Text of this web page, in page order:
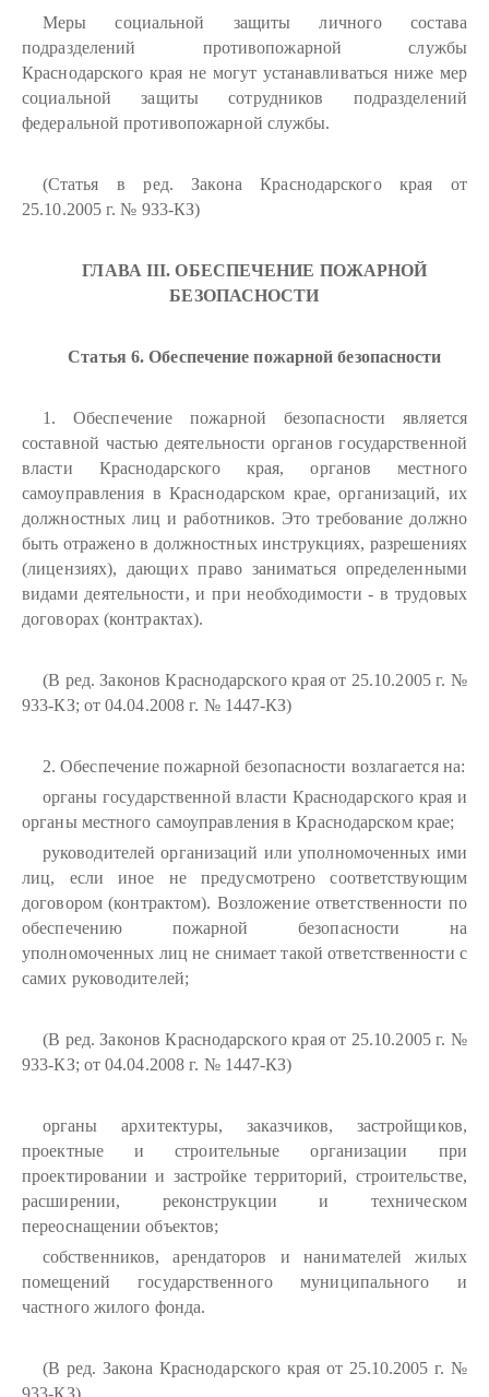
Меры социальной защиты личного состава
подразделений противопожарной службы
Краснодарского края не могут устанавливаться ниже мер
социальной защиты сотрудников подразделений
федеральной противопожарной службы.
(Статья в ред. Закона Краснодарского края от
25.10.2005 г. № 933-КЗ)
ГЛАВА III. ОБЕСПЕЧЕНИЕ ПОЖАРНОЙ
БЕЗОПАСНОСТИ
Статья 6. Обеспечение пожарной безопасности
1. Обеспечение пожарной безопасности является
составной частью деятельности органов государственной
власти Краснодарского края, органов местного
самоуправления в Краснодарском крае, организаций, их
должностных лиц и работников. Это требование должно
быть отражено в должностных инструкциях, разрешениях
(лицензиях), дающих право заниматься определенными
видами деятельности, и при необходимости - в трудовых
договорах (контрактах).
(В ред. Законов Краснодарского края от 25.10.2005 г. №
933-КЗ; от 04.04.2008 г. № 1447-КЗ)
2. Обеспечение пожарной безопасности возлагается на:
органы государственной власти Краснодарского края и
органы местного самоуправления в Краснодарском крае;
руководителей организаций или уполномоченных ими
лиц, если иное не предусмотрено соответствующим
договором (контрактом). Возложение ответственности по
обеспечению пожарной безопасности на
уполномоченных лиц не снимает такой ответственности с
самих руководителей;
(В ред. Законов Краснодарского края от 25.10.2005 г. №
933-КЗ; от 04.04.2008 г. № 1447-КЗ)
органы архитектуры, заказчиков, застройщиков,
проектные и строительные организации при
проектировании и застройке территорий, строительстве,
расширении, реконструкции и техническом
переоснащении объектов;
собственников, арендаторов и нанимателей жилых
помещений государственного муниципального и
частного жилого фонда.
(В ред. Закона Краснодарского края от 25.10.2005 г. №
933-КЗ)